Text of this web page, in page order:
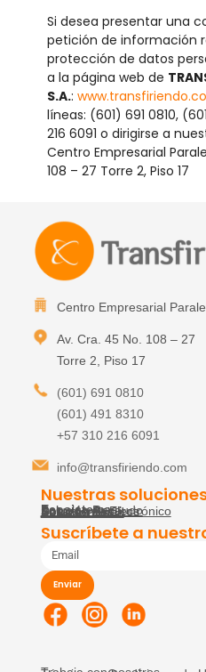
Si desea presentar una
petición de información
protección de datos
a la página web de
S.A.:
líneas: (601) 691 0810,
216 6091 o dirigirse a
Centro Empresarial
108 – 27 Torre 2, Piso 17
Centro Empresarial
Av. Cra. 45 No. 108 – 27
Torre 2, Piso 17
(601) 691 0810
(601) 491 8310
+57 310 216 6091
info@transfiriendo.com
Nuestras
Ecosistemas:
Solución Salud
Solución Seguros
Soluciones:
Documento Electrónico
Solución Recaudo
Suscríbete a
Enviar